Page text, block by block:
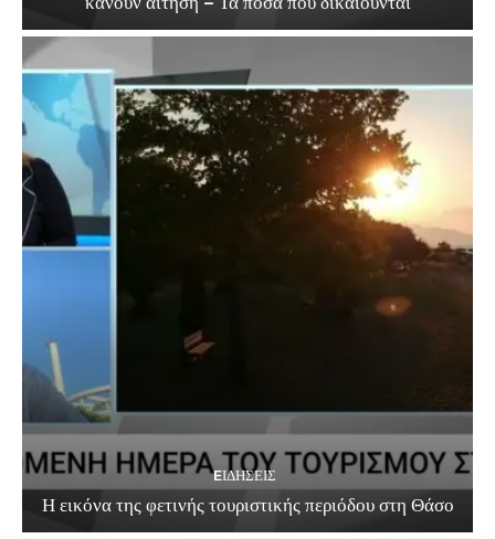
EΙΔΗΣΕΙΣ
Η εικόνα της φετινής τουριστικής περιόδου στη Θάσο